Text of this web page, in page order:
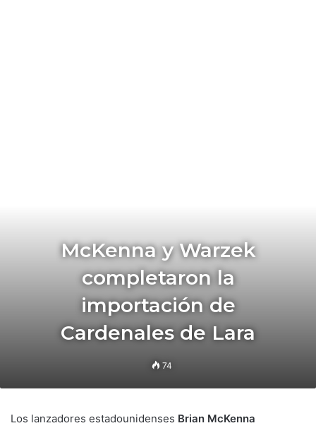
McKenna y Warzek
completaron la
importación de
Cardenales de Lara
74
Los lanzadores estadounidenses Brian McKenna